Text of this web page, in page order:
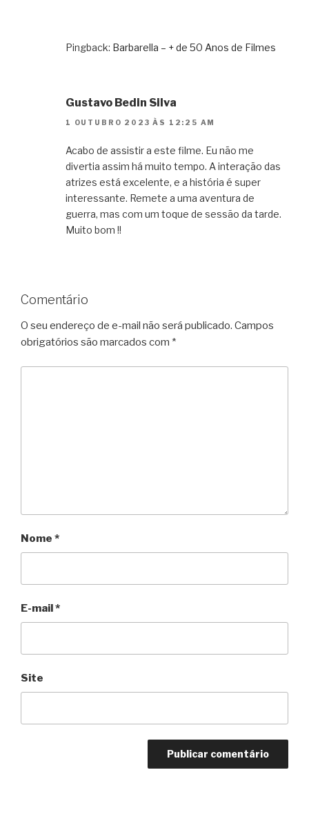
Pingback: Barbarella – + de 50 Anos de Filmes
Gustavo Bedin Silva
1 OUTUBRO 2023 ÀS 12:25 AM
Acabo de assistir a este filme. Eu não me
divertia assim há muito tempo. A interação das
atrizes está excelente, e a história é super
interessante. Remete a uma aventura de
guerra, mas com um toque de sessão da tarde.
Muito bom !!
Comentário
O seu endereço de e-mail não será publicado. Campos
obrigatórios são marcados com *
Nome *
E-mail*
Site